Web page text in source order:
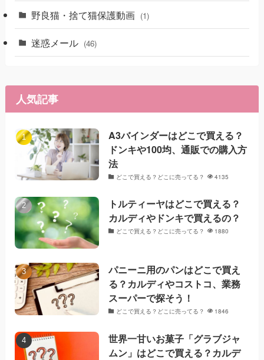
野良猫・捨て猫保護動画 (1)
迷惑メール (46)
人気記事
A3バインダーはどこで買える？
ドンキや100均、通販での購入方
法
どこで買える？どこに売ってる？ 4135
トルティーヤはどこで買える？
カルディやドンキで買えるの？
どこで買える？どこに売ってる？ 1880
パニーニ用のパンはどこで買え
る？カルディやコストコ、業務
スーパーで探そう！
どこで買える？どこに売ってる？ 1846
世界一甘いお菓子「グラブジャ
ムン」はどこで買える？カルデ